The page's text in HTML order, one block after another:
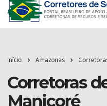
Início Amazonas
Corretoras
Manicoré